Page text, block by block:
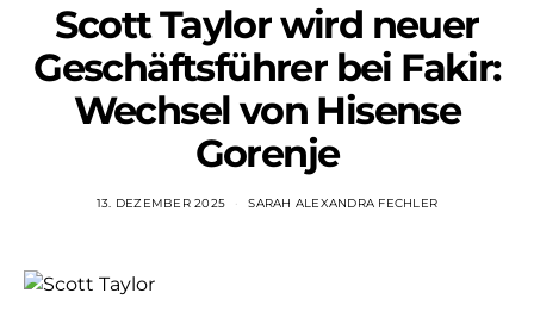
Scott Taylor wird neuer
Geschäftsführer bei Fakir:
Wechsel von Hisense
Gorenje
13. DEZEMBER 2025 SARAH ALEXANDRA FECHLER